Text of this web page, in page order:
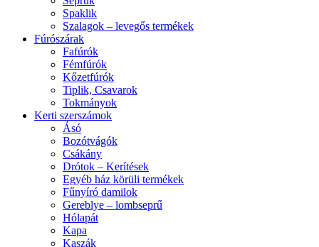
Spaklik
Szalagok – levegős termékek
Fúrószárak
Fafúrók
Fémfúrók
Kőzetfúrók
Tiplik, Csavarok
Tokmányok
Kerti szerszámok
Ásó
Bozótvágók
Csákány
Drótok – Kerítések
Egyéb ház körüli termékek
Fűnyíró damilok
Gereblye – lombseprű
Hólapát
Kapa
Kaszák